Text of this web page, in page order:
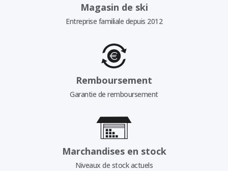
Magasin de ski
Entreprise familiale depuis 2012
Remboursement
Garantie de remboursement
Marchandises en stock
Niveaux de stock actuels